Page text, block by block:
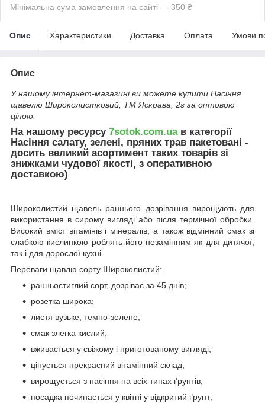
Мінімальна сума замовлення на сайті — 350 ₴
Опис Характеристики Доставка Оплата Умови
Опис
У нашому інтернет-магазині ви можете купити Насіння
щавелю Широколистковий, ТМ Яскрава, 2г за оптовою
ціною.
На нашому ресурсу 7sotok.com.uaв категорії
Насіння салату, зелені, пряних трав пакетовані -
досить великий асортимент таких товарів зі
знижками чудової якості, з оперативною
доставкою)
Широколистий щавель раннього дозрівання вирощують для
використання в сирому вигляді або після термічної обробки.
Високий вміст вітамінів і мінералів, а також відмінний смак зі
слабкою кислинкою роблять його незамінним як для дитячої,
так і для дорослої кухні.
Переваги щавлю сорту Широколистий:
ранньостиглий сорт, дозріває за 45 днів;
розетка широка;
листя вузьке, темно-зелене;
смак злегка кислий;
вживається у свіжому і приготованому вигляді;
цінується прекрасний вітамінний склад;
вирощується з насіння на всіх типах ґрунтів;
посадка починається у квітні у відкритий ґрунт;